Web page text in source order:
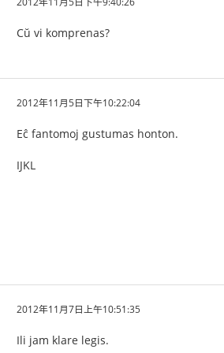
Cŭ vi komprenas?
2012年11月5日下午10:22:04
Eĉ fantomoj gustumas honton.
IJKL
2012年11月7日上午10:51:35
Ili jam klare legis.